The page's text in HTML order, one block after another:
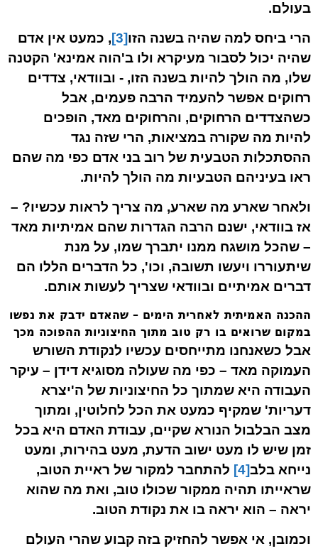
בעולם.
הרי ביחס למה שהיה בשנה הזו[3]
, כמעט אין אדם
שהיה יכול לסבור מעיקרא ולו ב'הוה אמינא' הקטנה
שלו, מה הולך להיות בשנה הזו, - ובוודאי, צדדים
רחוקים אפשר להעמיד הרבה פעמים, אבל
כשהצדדים הרחוקים, והרחוקים מאד, הופכים
להיות מה שקורה במציאות, הרי שזה נגד
ההסתכלות הטבעית של רוב בני אדם כפי מה שהם
ראו בעיניהם הטבעיות מה הולך להיות.
ולאחר שארע מה שארע, מה צריך לראות עכשיו? –
אז בוודאי, ישנם הרבה הגדרות שהם אמיתיות מאד
– שהכל מושגח ממנו יתברך שמו, על מנת
שיתעוררו ויעשו תשובה, וכו', כל הדברים הללו הם
דברים אמיתיים ובוודאי שצריך לעשות אותם.
ההכנה האמיתית לאחרית הימים – שהאדם ידבק את נפשו
במקום שרואים בו רק טוב מתוך החיצוניות ההפוכה מכך
אבל כשאנחנו מתייחסים עכשיו לנקודת השורש
העמוקה מאד – כפי מה שעולה מסוגיא דידן – עיקר
העבודה היא שמתוך כל החיצוניות של ה'יצרא
דעריות' שמקיף כמעט את הכל לחלוטין, ומתוך
מצב הבלבול הנורא שקיים, עבודת האדם היא בכל
זמן שיש לו מעט ישוב הדעת, מעט בהירות, ומעט
נייחא בלב[4]
להתחבר למקור של ראיית הטוב,
שראייתו תהיה ממקור שכולו טוב, ואת מה שהוא
יראה – הוא יראה בו את נקודת הטוב.
וכמובן, אי אפשר להחזיק בזה קבוע שהרי העולם